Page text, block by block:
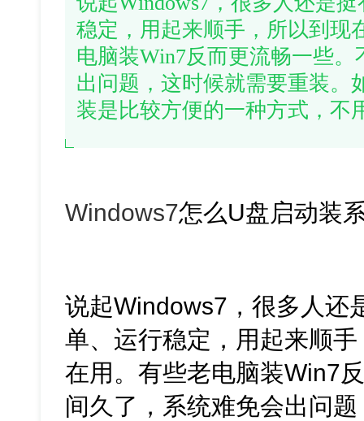
稳定，用起来顺手，所以到现
电脑装Win7反而更流畅一些
出问题，这时候就需要重装。
装是比较方便的一种方式，不
Windows7怎么U盘启动装
说起Windows7，很多人还
单、运行稳定，用起来顺
在用。有些老电脑装Win7
间久了，系统难免会出问